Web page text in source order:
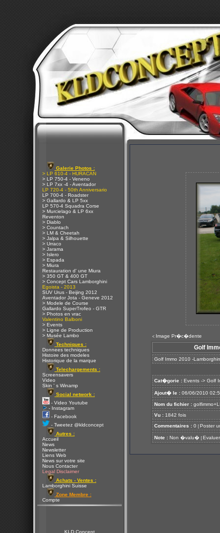
Galerie Photos :
> LP 610-4 - HURACAN
> LP 750-4 - Veneno
> LP 7xx -4 - Aventador
LP 720-4 - 50th Anniversario
LP 700-4 - Roadster
> Gallardo & LP 5xx
LP 570-4 Squadra Corse
> Murcielago & LP 6xx
Reventon
> Diablo
> Countach
> LM & Cheetah
> Jalpa & Silhouette
> Urraco
> Jarama
> Islero
> Espada
> Miura
Restauration d' une Miura
> 350 GT & 400 GT
> Concept Cars Lamborghini
Egoista - 2013
SUV Urus - Beijing 2012
Aventador Jota - Geneve 2012
> Modele de Course
Gallardo SuperTrofeo - GTR
> Photos en vrac
Valentino Balboni
> Events
> Ligne de Production
> Musée Lambo
Techniques :
Donnees techniques
Histoire des modeles
Historique de la marque
Telechargements :
Screensavers
Video
Skin ' s Winamp
Social network :
- Video Youtube
- Instagram
- Facebook
- Tweetez @kldconcept
Autres :
Accueil
News
Newsletter
Liens Web
News sur votre site
Nous Contacter
Legal Disclaimer
Achats - Ventes :
Lamborghini Suisse
Zone Membre :
Compte
KLD Concept
< Image Pr�c�dente
Golf
Golf Immo 2010 -
Cat�gorie : Events -> Golf
Ajout� le : 06/06/2010
Nom du fichier :
Vu : 1842 fois
Commentaires : 0 [ Poster
Note : Non �valu� [ Evaluer